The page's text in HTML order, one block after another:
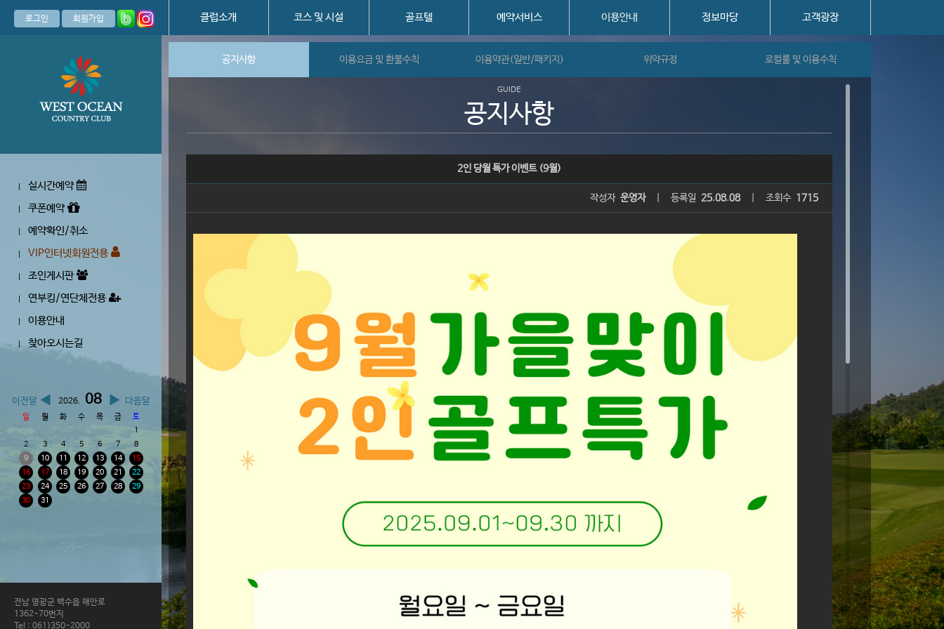
클럽소개 코스 및 시설 골프텔 예약서비스 이용안내 정보마당 고객광장
로그인 회원가입
실시간예약
쿠폰예약
예약확인/취소
VIP인터넷회원전용
조인게시판
연부킹/연단체전용
이용안내
찾아오시는길
이전달 ◀ 2026. 08▶ 다음달
일 월 화 수 목 금
토
1
2
3 4 5 6 7
8
9
10 11 12 13 14
15
16
17 18 19 20 21
22
23
24 25 26 27 28
29
30
31
전남 영광군 백수읍 해안로
1362-70번지
Tel : 061)350-2000
공지사항 이용요금 및 환불수칙 이용약관(일반/패키지) 위약규정 로컬룰 및 이용수칙
GUIDE
공지사항
2인 당월 특가 이벤트 (9월)
작성자 운영자 등록일 25.08.08 조회수 1715